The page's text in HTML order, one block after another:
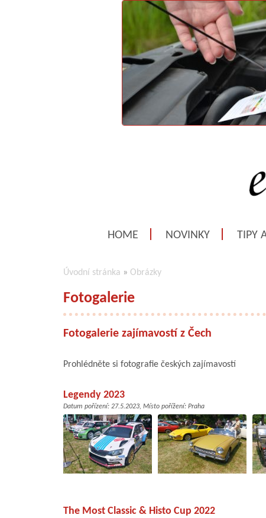
HOME NOVINKY TIPY
Úvodní stránka » Obrázky
Fotogalerie
Fotogalerie zajímavostí z Čech
Prohlédněte si fotografie českých zajímavostí
Legendy 2023
Datum pořízení: 27.5.2023, Místo pořížení: Praha
The Most Classic & Histo Cup 2022